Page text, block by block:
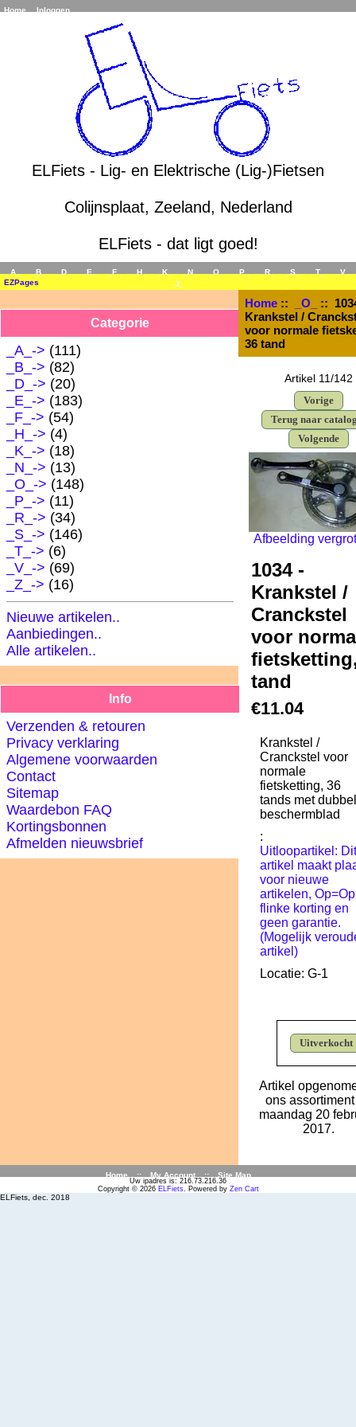
Home Inloggen
ELFiets - Lig- en Elektrische (Lig-)Fietsen
Colijnsplaat, Zeeland, Nederland
ELFiets - dat ligt goed!
_A_ _B_ _D_ _E_ _F_ _H_ _K_ _N_ _O_ _P_ _R_ _S_ _T_
_V_
_Z_
EZPages
Categorie
_A_-> (111)
_B_-> (82)
_D_-> (20)
_E_-> (183)
_F_-> (54)
_H_-> (4)
_K_-> (18)
_N_-> (13)
_O_-> (148)
_P_-> (11)
_R_-> (34)
_S_-> (146)
_T_-> (6)
_V_-> (69)
_Z_-> (16)
Nieuwe artikelen..
Aanbiedingen..
Alle artikelen..
Info
Verzenden & retouren
Privacy verklaring
Algemene voorwaarden
Contact
Sitemap
Waardebon FAQ
Kortingsbonnen
Afmelden nieuwsbrief
Home:: _O_
::
Krankstel /
voor normale
36 tand
Artikel 11/142
Vorige
Terug naar
Volgende
Afbeelding
1034 -
Krankstel /
Cranckstel
voor
tand
€11.04
Krankstel /
Cranckstel voor
normale
fietsketting, 36
tands met
beschermblad
:
Uitloopartikel:
artikel maakt
voor nieuwe
artikelen,
flinke korting en
geen garantie.
(Mogelijk
artikel)
Locatie: G-1
Uitverkocht
Artikel
ons
maandag 20
2017.
Home :: My Account :: Site Map
Uw ipadres is: 216.73.216.36
Copyright © 2026 ELFiets. Powered by Zen Cart
ELFiets, dec. 2018